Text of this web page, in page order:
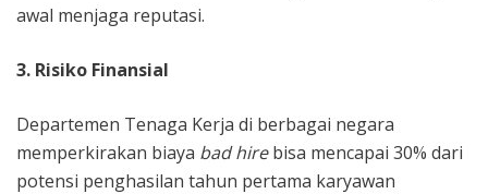
awal menjaga reputasi.
3. Risiko Finansial
Departemen Tenaga Kerja di berbagai negara
memperkirakan biaya bad hirebisa mencapai 30% dari
potensi penghasilan tahun pertama karyawan